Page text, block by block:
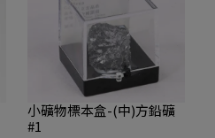
小礦物標本盒-(中)方鉛礦
#1